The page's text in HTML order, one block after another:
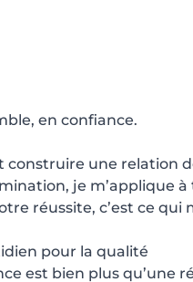
en confiance.
construire une relation
je m’applique
réussite, c’est ce qui
pour la qualité
est bien plus qu’une